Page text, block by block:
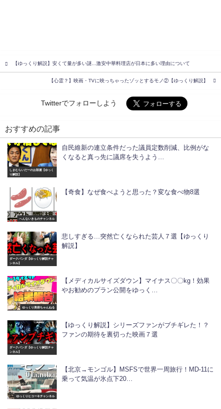
【ゆっくり解説】安くて量が多い謎...激安中華料理店が日本に多い理由について
【心霊？】映画・TVに映っちゃったゾッとするモノ②【ゆっくり解説】
Twitterでフォローしよう
おすすめの記事
しまむらいだーのお部屋【ゆっく
り解説】
自民維新の連立条件だった議員定数削減、比例がな
くなると真っ先に議席を失うよう…
へんないきものチャンネル
【奇食】なぜ食べようと思った？変な食べ物8選
ダークパンダ【ゆっくり解説チャ
ンネル】
悲しすぎる…突然亡くなられた芸人７選【ゆっくり
解説】
ゆっくり美容ちゃんねる
【メディカルサイズダウン】マイナス〇〇kg！効果
やお勧めのプラン公開をゆっく…
ダークパンダ【ゆっくり解説チャ
ンネル】
【ゆっくり解説】シリーズファンがブチギレた！？
ファンの期待を裏切った映画７選
ゆっくりヒコーキチャンネル
【北京→モンゴル】MSFSで世界一周旅行！MD-11に
乗って気温が氷点下20…